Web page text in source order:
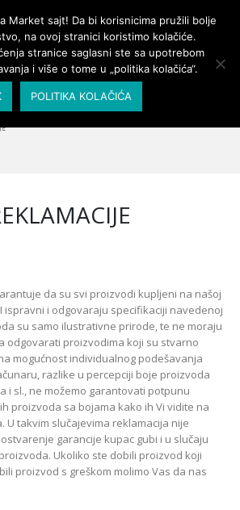
PRIJAVA/MOJ NALOG
da su svi proizvodi kupljeni na našoj
ispravni i odgovaraju specifikaciji navedenoj
su samo ilustrativne prirode, te ne moraju
odgovarati proizvodima koji su stvarno
mogućnost individualnog podešavanja
razlike u percepciji boje proizvoda
i sl., ne možemo garantovati potpunu
proizvoda sa bojama kako ih Vi vidite na
U takvim slučajevima reklamacija nije
garancije kupac gubi i u slučaju
Ukoliko ste dobili proizvod koji
proizvod s greškom molimo Vas da nas
Market sajt! Da bi korisnicima pružili bolje
na ovoj stranici koristimo kolačiće.
stranice saglasni ste sa upotrebom
i više o tome u „politika kolačića“.
POLITIKA KOLAČIĆA